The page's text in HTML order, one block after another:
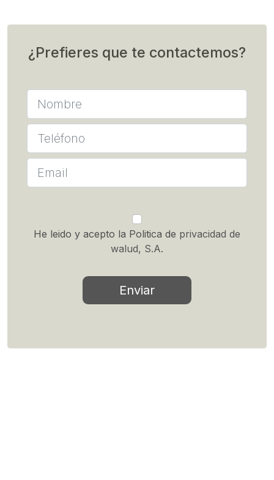
¿Prefieres que te contactemos?
He leido y acepto la Politica de privacidad de
walud, S.A.
Enviar